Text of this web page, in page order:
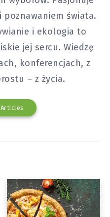
świata.
i ekologia to
jej sercu. Wiedzę
konferencjach, z
– z życia.